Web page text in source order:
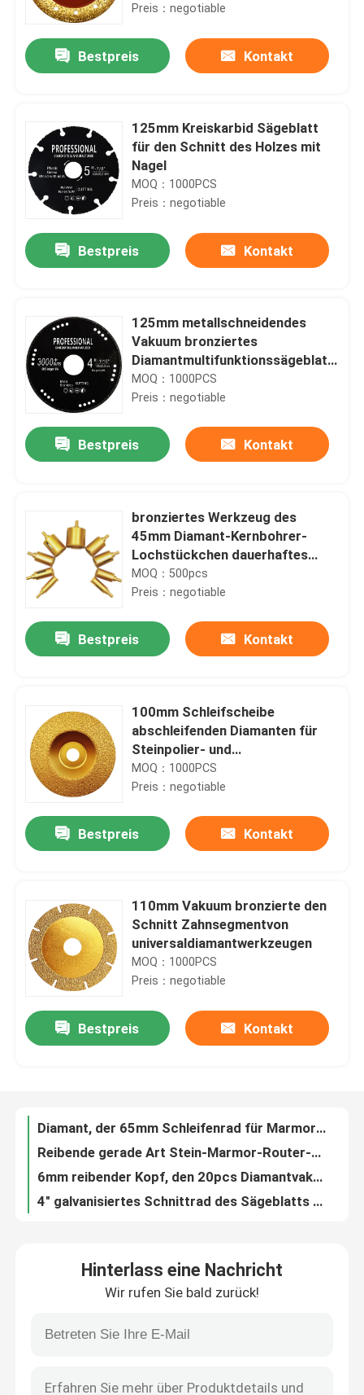
Haus
Produkte
Videos
Fabrik-Ausflug
Qualitätskontrolle
Fordern Sie ein Zitat
Diamant-Sägeblatt
Galvanisierter Diamond Saw Blade
Preis：negotiable
Bestpreis Kontakt
125mm Kreiskarbid Sägeblatt
für den Schnitt des Holzes mit
Nagel
MOQ：1000PCS
Preis：negotiable
Bestpreis Kontakt
125mm metallschneidendes
Vakuum bronziertes
Diamantmultifunktionssägeblatt
für Edelstahl
MOQ：1000PCS
Preis：negotiable
Bestpreis Kontakt
bronziertes Werkzeug des
45mm Diamant-Kernbohrer-
Lochstückchen dauerhaftes
Vakuum für Marmorstein
MOQ：500pcs
Preis：negotiable
Bestpreis Kontakt
100mm Schleifscheibe
abschleifenden Diamanten für
Steinpolier- und
Ausschnittvakuum bronzierte
MOQ：1000PCS
Preis：negotiable
Bestpreis Kontakt
110mm Vakuum bronzierte den
Schnitt Zahnsegmentvon
universaldiamantwerkzeugen
MOQ：1000PCS
Preis：negotiable
Bestpreis Kontakt
Öffner-Satz Griff 5pcs Diamond Hole Drill Hexagonal staubsaugen bronziert marmorn das Reiben
Bohrgerät Diamond Opener des Loch-M14 stellte Kasten-Paket DIY Alu tragbares Werkzeug Vavcuum bronziert ein
16" der Diamant Sägeblatt 400mm galvanisiertes metallschneidendes und Roheisen Vakuum bronziert
Diamantwerkzeugvakuum der Schleifscheibe 140mm, das für den Marmorgranit keramisch bronziert
Hinterlass eine Nachricht
Wir rufen Sie bald zurück!